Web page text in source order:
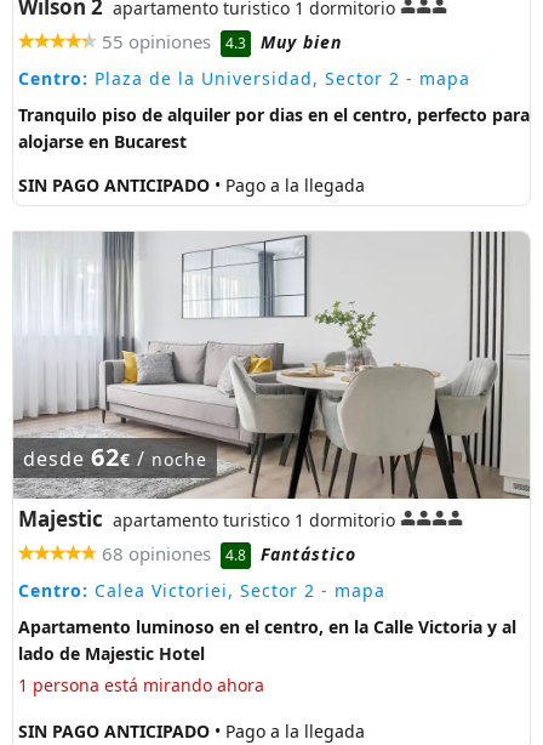
Wilson 2 apartamento turistico 1 dormitorio
55 opiniones 4.3
Muy bien
Centro: Plaza de la Universidad, Sector 2 - mapa
Tranquilo piso de alquiler por dias en el centro, perfecto para
alojarse en Bucarest
SIN PAGO ANTICIPADO • Pago a la llegada
desde 62€ / noche
Majestic apartamento turistico 1 dormitorio
68 opiniones 4.8
Fantástico
Centro: Calea Victoriei, Sector 2 - mapa
Apartamento luminoso en el centro, en la Calle Victoria y al
lado de Majestic Hotel
1 persona está mirando ahora
SIN PAGO ANTICIPADO • Pago a la llegada